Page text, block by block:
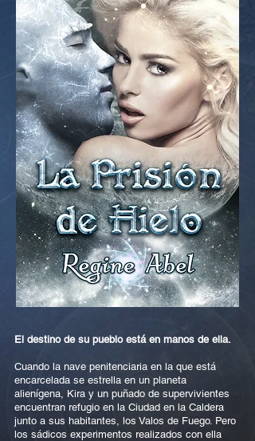
El destino de su pueblo está en manos de ella.
Cuando la nave penitenciaria en la que está
encarcelada se estrella en un planeta
alienígena, Kira y un puñado de supervivientes
encuentran refugio en la Ciudad en la Caldera
junto a sus habitantes, los Valos de Fuego. Pero
los sádicos experimentos realizados con ella